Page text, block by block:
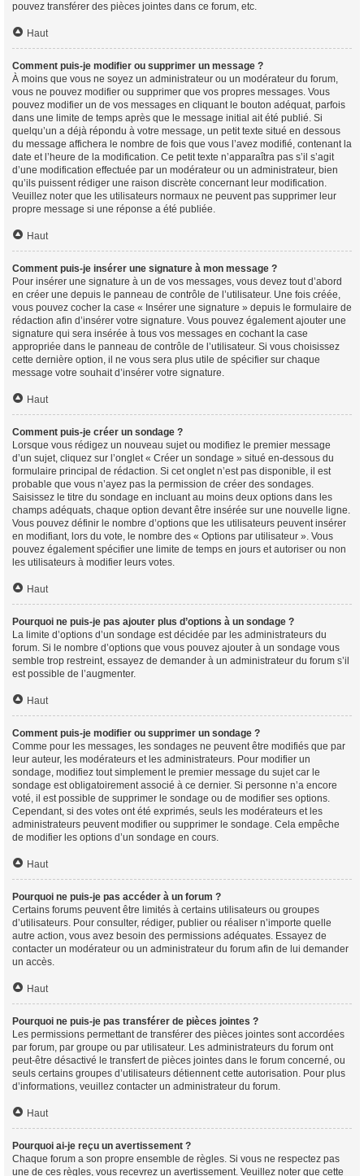
pouvez transférer des pièces jointes dans ce forum, etc.
Haut
Comment puis-je modifier ou supprimer un message ?
À moins que vous ne soyez un administrateur ou un modérateur du forum,
vous ne pouvez modifier ou supprimer que vos propres messages. Vous
pouvez modifier un de vos messages en cliquant le bouton adéquat, parfois
dans une limite de temps après que le message initial ait été publié. Si
quelqu’un a déjà répondu à votre message, un petit texte situé en dessous
du message affichera le nombre de fois que vous l’avez modifié, contenant la
date et l’heure de la modification. Ce petit texte n’apparaîtra pas s’il s’agit
d’une modification effectuée par un modérateur ou un administrateur, bien
qu’ils puissent rédiger une raison discrète concernant leur modification.
Veuillez noter que les utilisateurs normaux ne peuvent pas supprimer leur
propre message si une réponse a été publiée.
Haut
Comment puis-je insérer une signature à mon message ?
Pour insérer une signature à un de vos messages, vous devez tout d’abord
en créer une depuis le panneau de contrôle de l’utilisateur. Une fois créée,
vous pouvez cocher la case « Insérer une signature » depuis le formulaire de
rédaction afin d’insérer votre signature. Vous pouvez également ajouter une
signature qui sera insérée à tous vos messages en cochant la case
appropriée dans le panneau de contrôle de l’utilisateur. Si vous choisissez
cette dernière option, il ne vous sera plus utile de spécifier sur chaque
message votre souhait d’insérer votre signature.
Haut
Comment puis-je créer un sondage ?
Lorsque vous rédigez un nouveau sujet ou modifiez le premier message
d’un sujet, cliquez sur l’onglet « Créer un sondage » situé en-dessous du
formulaire principal de rédaction. Si cet onglet n’est pas disponible, il est
probable que vous n’ayez pas la permission de créer des sondages.
Saisissez le titre du sondage en incluant au moins deux options dans les
champs adéquats, chaque option devant être insérée sur une nouvelle ligne.
Vous pouvez définir le nombre d’options que les utilisateurs peuvent insérer
en modifiant, lors du vote, le nombre des « Options par utilisateur ». Vous
pouvez également spécifier une limite de temps en jours et autoriser ou non
les utilisateurs à modifier leurs votes.
Haut
Pourquoi ne puis-je pas ajouter plus d’options à un sondage ?
La limite d’options d’un sondage est décidée par les administrateurs du
forum. Si le nombre d’options que vous pouvez ajouter à un sondage vous
semble trop restreint, essayez de demander à un administrateur du forum s’il
est possible de l’augmenter.
Haut
Comment puis-je modifier ou supprimer un sondage ?
Comme pour les messages, les sondages ne peuvent être modifiés que par
leur auteur, les modérateurs et les administrateurs. Pour modifier un
sondage, modifiez tout simplement le premier message du sujet car le
sondage est obligatoirement associé à ce dernier. Si personne n’a encore
voté, il est possible de supprimer le sondage ou de modifier ses options.
Cependant, si des votes ont été exprimés, seuls les modérateurs et les
administrateurs peuvent modifier ou supprimer le sondage. Cela empêche
de modifier les options d’un sondage en cours.
Haut
Pourquoi ne puis-je pas accéder à un forum ?
Certains forums peuvent être limités à certains utilisateurs ou groupes
d’utilisateurs. Pour consulter, rédiger, publier ou réaliser n’importe quelle
autre action, vous avez besoin des permissions adéquates. Essayez de
contacter un modérateur ou un administrateur du forum afin de lui demander
un accès.
Haut
Pourquoi ne puis-je pas transférer de pièces jointes ?
Les permissions permettant de transférer des pièces jointes sont accordées
par forum, par groupe ou par utilisateur. Les administrateurs du forum ont
peut-être désactivé le transfert de pièces jointes dans le forum concerné, ou
seuls certains groupes d’utilisateurs détiennent cette autorisation. Pour plus
d’informations, veuillez contacter un administrateur du forum.
Haut
Pourquoi ai-je reçu un avertissement ?
Chaque forum a son propre ensemble de règles. Si vous ne respectez pas
une de ces règles, vous recevrez un avertissement. Veuillez noter que cette